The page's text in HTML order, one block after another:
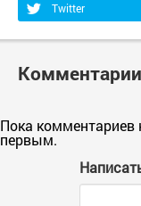
Twitter
Комментарии
Пока комментариев
первым.